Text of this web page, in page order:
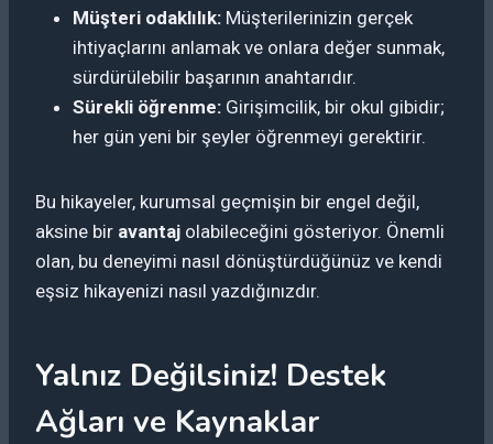
Müşteri odaklılık: Müşterilerinizin gerçek
ihtiyaçlarını anlamak ve onlara değer sunmak,
sürdürülebilir başarının anahtarıdır.
Sürekli öğrenme: Girişimcilik, bir okul gibidir;
her gün yeni bir şeyler öğrenmeyi gerektirir.
Bu hikayeler, kurumsal geçmişin bir engel değil,
aksine bir avantaj olabileceğini gösteriyor. Önemli
olan, bu deneyimi nasıl dönüştürdüğünüz ve kendi
eşsiz hikayenizi nasıl yazdığınızdır.
Yalnız Değilsiniz! Destek
Ağları ve Kaynaklar